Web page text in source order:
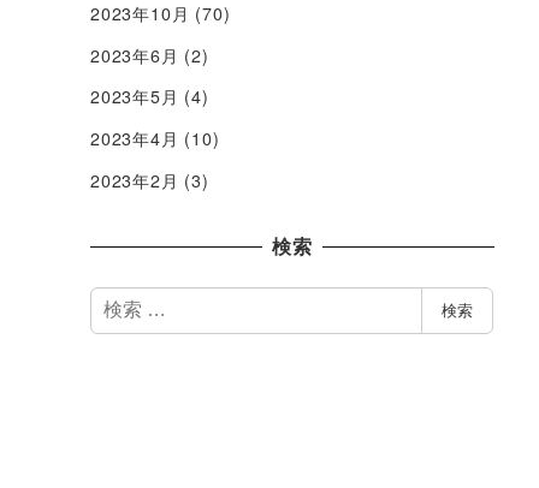
2023年10月 (70)
2023年6月 (2)
2023年5月 (4)
2023年4月 (10)
2023年2月 (3)
検索
検
索
検索